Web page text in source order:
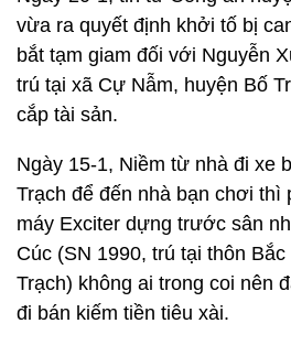
vừa ra quyết định khởi tố bị
bắt tạm giam đối với Nguyễn
trú tại xã Cự Nẫm, huyện Bố
cắp tài sản.
Ngày 15-1, Niềm từ nhà đi xe
Trạch để đến nhà bạn chơi thì
máy Exciter dựng trước sân
Cúc (SN 1990, trú tại thôn
Trạch) không ai trong coi nên
đi bán kiếm tiền tiêu xài.